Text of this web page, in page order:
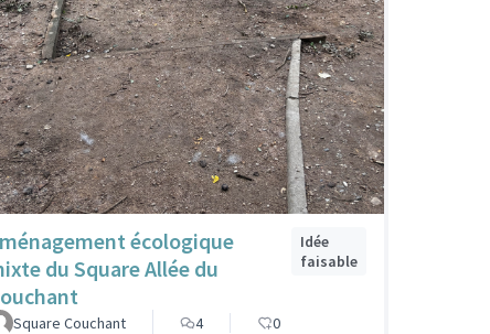
écologique
du Square Allée du
Idée
faisable
Square Couchant 4 0